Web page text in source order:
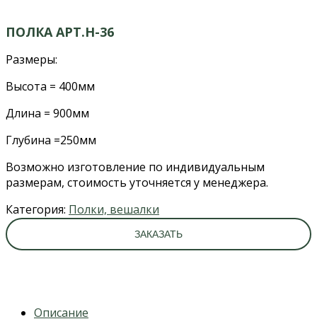
ПОЛКА АРТ.H-36
Размеры:
Высота = 400мм
Длина = 900мм
Глубина =250мм
Возможно изготовление по индивидуальным
размерам, стоимость уточняется у менеджера.
Категория: Полки, вешалки
ЗАКАЗАТЬ
Описание